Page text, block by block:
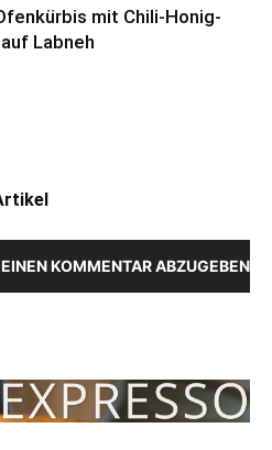
mit Chili-Honig-
Labneh
KOMMENTAR ABZUGEBEN